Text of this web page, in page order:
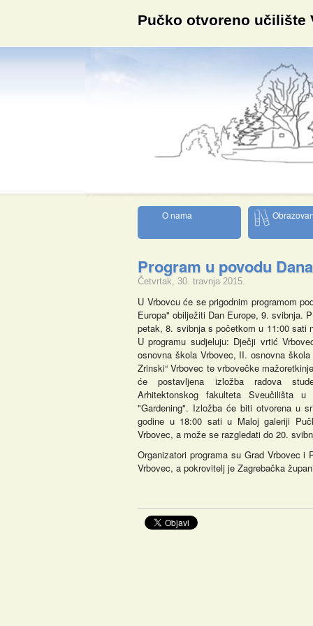
Pučko otvoreno učilište
O nama
Program u povodu
Četvrtak, 30. travnja 2015.
U Vrbovcu će se prigodnim programom
Europa" obilježiti Dan Europe, 9. svibnja.
petak, 8. svibnja s početkom u 11:00 sati
U programu sudjeluju: Dječji vrtić
osnovna škola Vrbovec, II. osnovna škola
Zrinski“ Vrbovec te vrbovečke
će postavljena izložba radova
Arhitektonskog fakulteta Sveučilišta u
"Gardening". Izložba će biti otvorena u
godine u 18:00 sati u Maloj galeriji
Vrbovec, a može se razgledati do 20.
Organizatori programa su Grad Vrbovec i
Vrbovec, a pokrovitelj je Zagrebačka